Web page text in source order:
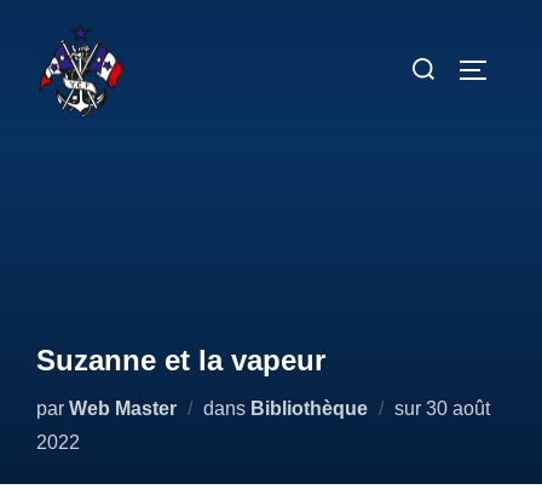
contenu
Rechercher :
Suzanne et la vapeur
par Web Master dans Bibliothèque sur Publié
30 août
2022